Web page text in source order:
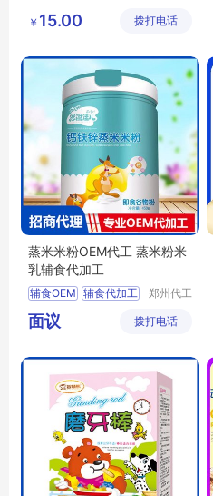
展有限公
￥ 15.00 拨打电话
蒸米米粉OEM代工 蒸米粉米
乳辅食代加工
辅食OEM 辅食代加工
辅食贴牌代工
婴幼儿米粉OEM
郑州代工
技有限公
面议 拨打电话